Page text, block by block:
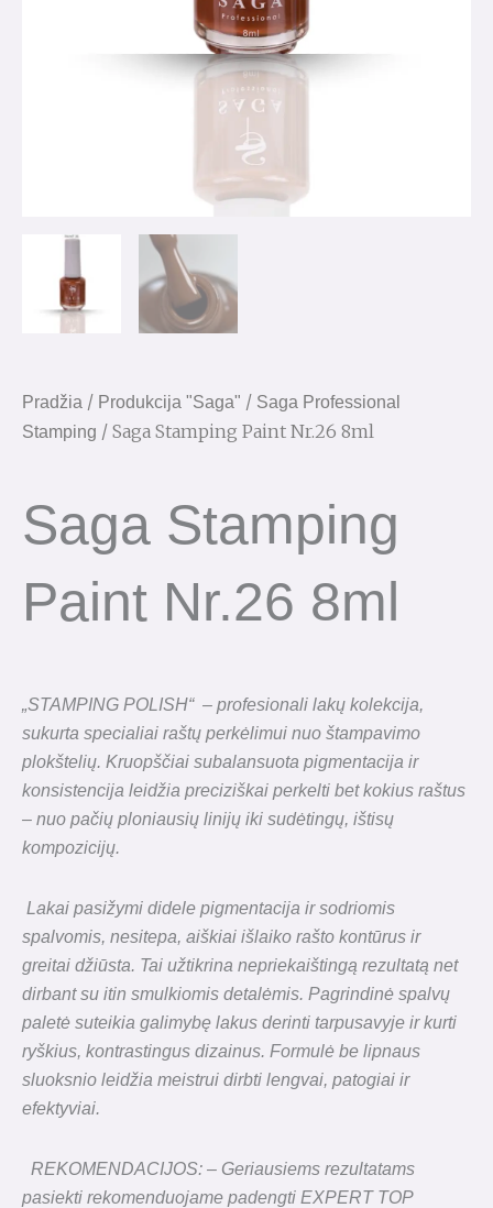
Pradžia / Produkcija "Saga" / Saga Professional
Stamping / Saga Stamping Paint Nr.26 8ml
Saga Stamping
Paint Nr.26 8ml
„STAMPING POLISH“ – profesionali lakų kolekcija,
sukurta specialiai raštų perkėlimui nuo štampavimo
plokštelių. Kruopščiai subalansuota pigmentacija ir
konsistencija leidžia preciziškai perkelti bet kokius raštus
– nuo pačių ploniausių linijų iki sudėtingų, ištisų
kompozicijų.
Lakai pasižymi didele pigmentacija ir sodriomis
spalvomis, nesitepa, aiškiai išlaiko rašto kontūrus ir
greitai džiūsta. Tai užtikrina nepriekaištingą rezultatą net
dirbant su itin smulkiomis detalėmis. Pagrindinė spalvų
paletė suteikia galimybę lakus derinti tarpusavyje ir kurti
ryškius, kontrastingus dizainus. Formulė be lipnaus
sluoksnio leidžia meistrui dirbti lengvai, patogiai ir
efektyviai.
REKOMENDACIJOS: – Geriausiems rezultatams
pasiekti rekomenduojame padengti EXPERT TOP